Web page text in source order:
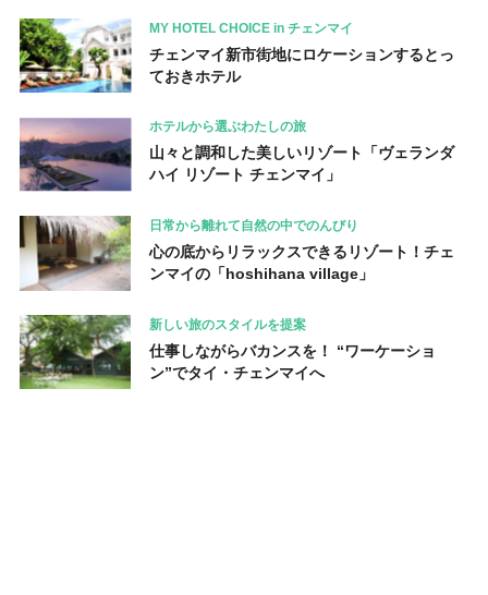
MY HOTEL CHOICE in チェンマイ
チェンマイ新市街地にロケーションするとっ
ておきホテル
ホテルから選ぶわたしの旅
山々と調和した美しいリゾート「ヴェランダ
ハイ リゾート チェンマイ」
日常から離れて自然の中でのんびり
心の底からリラックスできるリゾート！チェ
ンマイの「hoshihana village」
新しい旅のスタイルを提案
仕事しながらバカンスを！ “ワーケーショ
ン”でタイ・チェンマイへ